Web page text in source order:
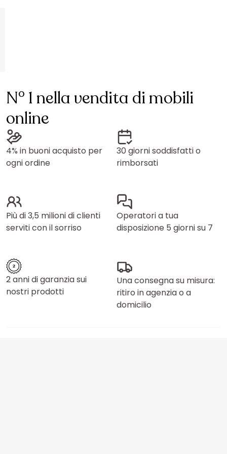
N° 1 nella vendita di mobili
online
4% in buoni acquisto per
ogni ordine
30 giorni soddisfatti o
rimborsati
Più di 3,5 milioni di clienti
serviti con il sorriso
Operatori a tua
disposizione 5 giorni su 7
2 anni di garanzia sui
nostri prodotti
Una consegna su misura:
ritiro in agenzia o a
domicilio